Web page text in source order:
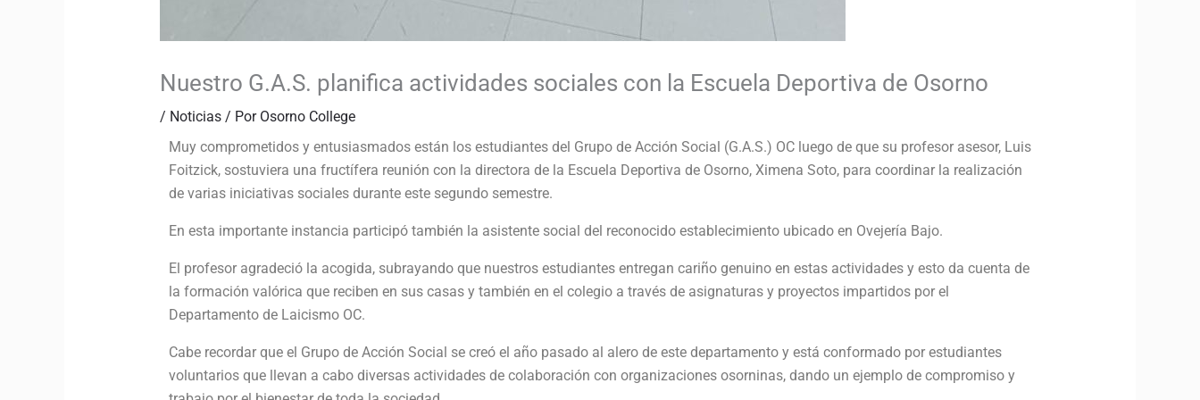
Nuestro G.A.S. planifica actividades sociales con la Escuela Deportiva de Osorno
/ Noticias/ Por Osorno College
Muy comprometidos y entusiasmados están los estudiantes del Grupo de Acción Social (G.A.S.) OC luego de que su profesor asesor, Luis
Foitzick, sostuviera una fructífera reunión con la directora de la Escuela Deportiva de Osorno, Ximena Soto, para coordinar la realización
de varias iniciativas sociales durante este segundo semestre.
En esta importante instancia participó también la asistente social del reconocido establecimiento ubicado en Ovejería Bajo.
El profesor agradeció la acogida, subrayando que nuestros estudiantes entregan cariño genuino en estas actividades y esto da cuenta de
la formación valórica que reciben en sus casas y también en el colegio a través de asignaturas y proyectos impartidos por el
Departamento de Laicismo OC.
Cabe recordar que el Grupo de Acción Social se creó el año pasado al alero de este departamento y está conformado por estudiantes
voluntarios que llevan a cabo diversas actividades de colaboración con organizaciones osorninas, dando un ejemplo de compromiso y